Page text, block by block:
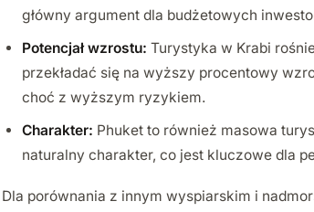
główny argument dla budżetowych
Potencjał wzrostu: Turystyka w Krabi
przekładać się na wyższy procentowy
choć z wyższym ryzykiem.
Charakter: Phuket to również masowa
naturalny charakter, co jest kluczowe dla
Dla porównania z innym wyspiarskim i